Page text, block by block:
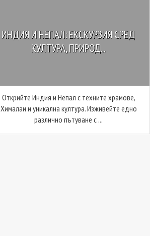
ИНДИЯ И НЕПАЛ: ЕКСКУРЗИЯ СРЕД
КУЛТУРА, ПРИРОД...
Открийте Индия и Непал с техните храмове,
Хималаи и уникална култура. Изживейте едно
различно пътуване с ...